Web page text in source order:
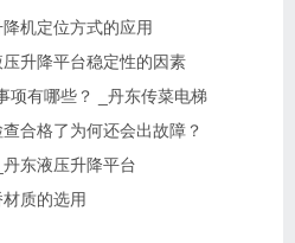
机定位方式的应用
升降平台稳定性的因素
项有哪些？ _丹东传菜电梯
合格了为何还会出故障？
东液压升降平台
质的选用